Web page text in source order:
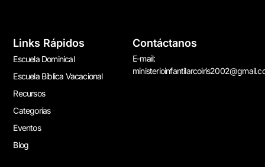
Links Rápidos
Escuela Dominical
Escuela Bíblica Vacacional
Recursos
Categorías
Eventos
Blog
Contáctanos
E-mail: